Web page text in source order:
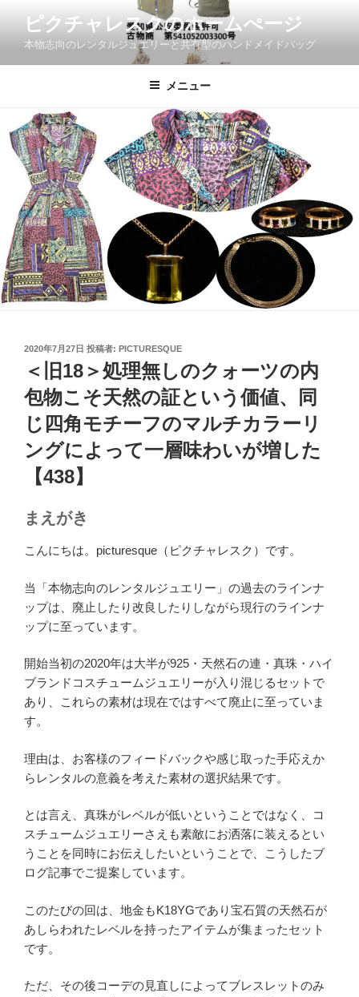
ン
キ
ピクチャレスクのホームぺージ
本物志向のレンタルジュエリーと共有型のハンドメイドバッグ
メニュー
投
日:
2020年7月27日 投稿者: PICTURESQUE
＜旧18＞処理無しのクォーツの内
包物こそ天然の証という価値、同
じ四角モチーフのマルチカラーリ
ングによって一層味わいが増した
【438】
まえがき
こんにちは。picturesque（ピクチャレスク）です。
当「本物志向のレンタルジュエリー」の過去のラインナ
ップは、廃止したり改良したりしながら現行のラインナ
ップに至っています。
開始当初の2020年は大半が925・天然石の連・真珠・ハイ
ブランドコスチュームジュエリーが入り混じるセットで
あり、これらの素材は現在ではすべて廃止に至っていま
す。
理由は、お客様のフィードバックや感じ取った手応えか
らレンタルの意義を考えた素材の選択結果です。
とは言え、真珠がレベルが低いということではなく、コ
スチュームジュエリーさえも素敵にお洒落に装えるとい
うことを同時にお伝えしたいということで、こうしたブ
ログ記事でご提案しています。
このたびの回は、地金もK18YGであり宝石質の天然石が
あしらわれたレベルを持ったアイテムが集まったセット
です。
ただ、その後コーデの見直しによってブレスレットのみ